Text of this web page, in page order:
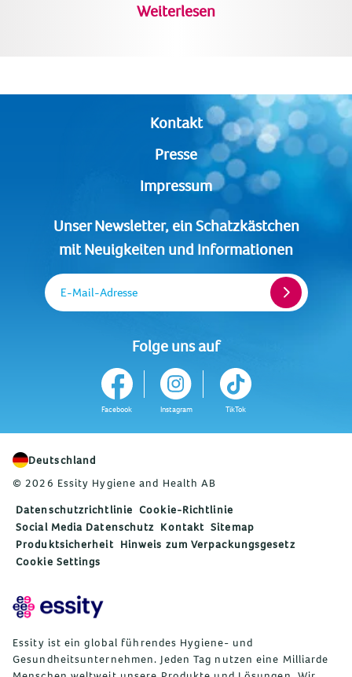
Weiterlesen
Kontakt
Presse
Impressum
Unser Newsletter, ein Schatzkästchen
mit Neuigkeiten und Informationen
E-Mail-Adresse
Folge uns auf
Facebook Instagram TikTok
Deutschland
© 2026 Essity Hygiene and Health AB
Datenschutzrichtlinie Cookie-Richtlinie
Social Media Datenschutz Kontakt Sitemap
Produktsicherheit Hinweis zum Verpackungsgesetz
Cookie Settings
Essity ist ein global führendes Hygiene- und
Gesundheitsunternehmen. Jeden Tag nutzen eine Milliarde